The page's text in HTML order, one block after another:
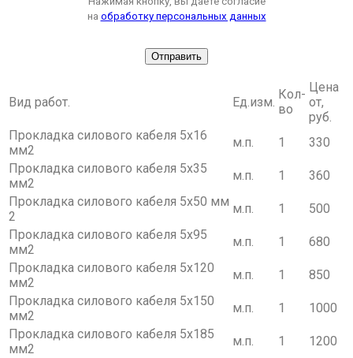
на обработку персональных данных
Вид работ. Ед.изм.
Кол-
во
Цена
от,
руб.
Прокладка силового кабеля 5х16
мм2
м.п. 1
330
Прокладка силового кабеля 5х35
мм2
м.п. 1
360
Прокладка силового кабеля 5х50 мм
2
м.п. 1
500
Прокладка силового кабеля 5х95
мм2
м.п. 1
680
Прокладка силового кабеля 5х120
мм2
м.п. 1
850
Прокладка силового кабеля 5х150
мм2
м.п. 1
1000
Прокладка силового кабеля 5х185
мм2
м.п. 1
1200